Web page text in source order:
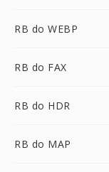
RB do WEBP
RB do FAX
RB do HDR
RB do MAP